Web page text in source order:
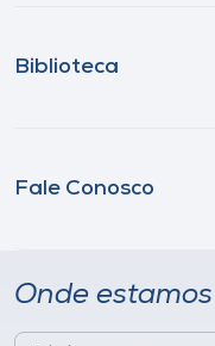
Biblioteca
Fale Conosco
Onde estamos